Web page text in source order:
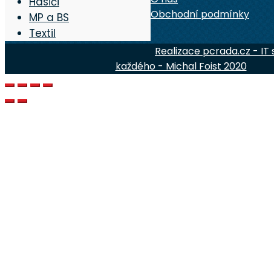
MP a BS
Textil
Obchodní podmínky
Realizace pcrada.cz - IT
každého - Michal Foist 2020